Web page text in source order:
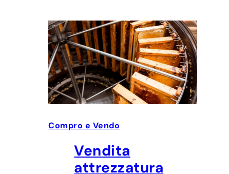
Compro e Vendo
Vendita
attrezzatura